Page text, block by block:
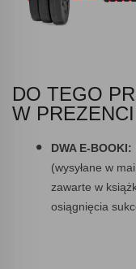
DO TEGO
W
DWA E-BOOKI:
(wysyłane w
zawarte w
osiągnięcia